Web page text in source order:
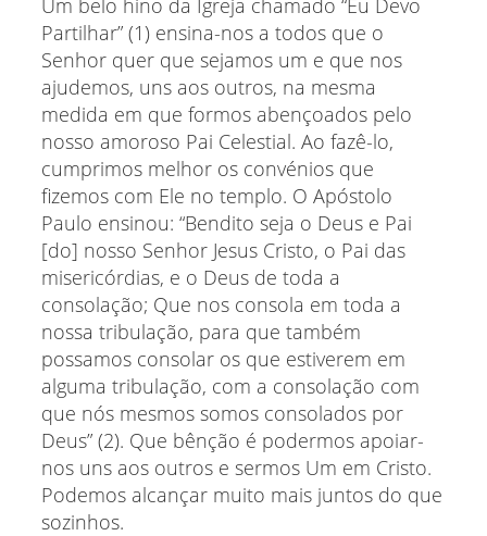
Partilhar” (1) ensina-nos a todos que o
Senhor quer que sejamos um e que nos
ajudemos, uns aos outros, na mesma
medida em que formos abençoados pelo
nosso amoroso Pai Celestial. Ao fazê-lo,
cumprimos melhor os convénios que
fizemos com Ele no templo. O Apóstolo
Paulo ensinou: “Bendito seja o Deus e Pai
[do] nosso Senhor Jesus Cristo, o Pai das
misericórdias, e o Deus de toda a
consolação; Que nos consola em toda a
nossa tribulação, para que também
possamos consolar os que estiverem em
alguma tribulação, com a consolação com
que nós mesmos somos consolados por
Deus” (2). Que bênção é podermos apoiar-
nos uns aos outros e sermos Um em Cristo.
Podemos alcançar muito mais juntos do que
sozinhos.